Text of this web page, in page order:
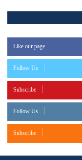
Like our page
Follow Us
Subscribe
Follow Us
Subscribe